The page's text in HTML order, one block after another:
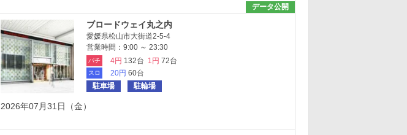
データ公開
ブロードウェイ丸之内
愛媛県松山市大街道2-5-4
営業時間：9:00 ～ 23:30
パチ 4円 132台 1円 72台
スロ 20円 60台
駐車場
駐輪場
2026年07月31日（金）